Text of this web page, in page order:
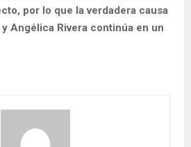
por lo que la verdadera causa
Angélica Rivera continúa en un